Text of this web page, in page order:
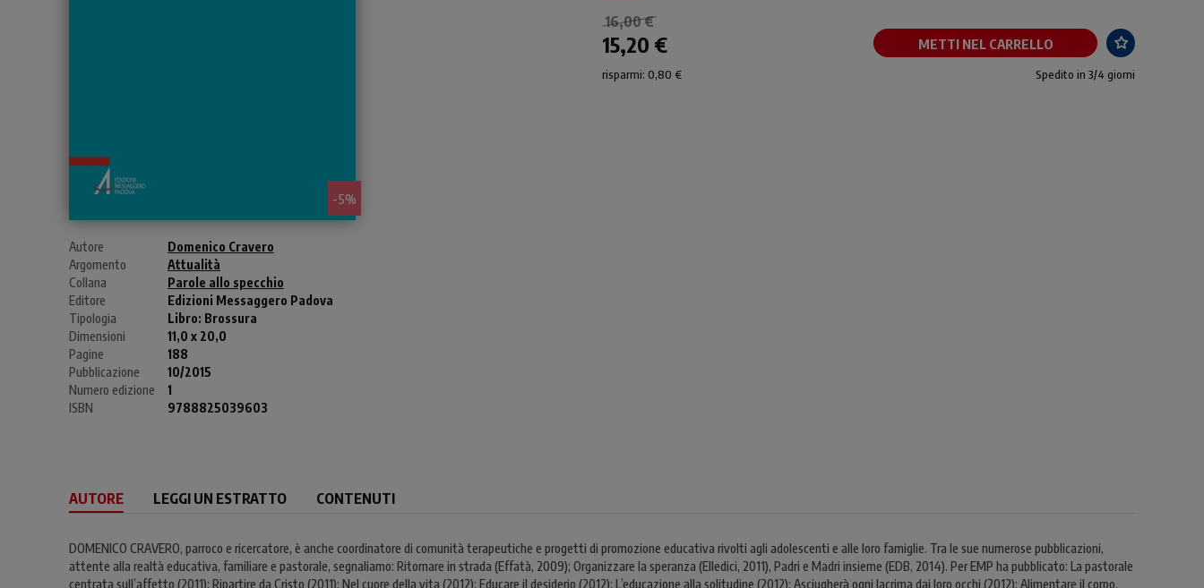
- 5%
Autore
Domenico Cravero
Argomento
Attualità
Collana
Parole allo specchio
Editore
Edizioni Messaggero Padova
Tipologia
Libro: Brossura
Dimensioni
11,0 x 20,0
Pagine
188
Pubblicazione
10/2015
Numero edizione
1
ISBN
9788825039603
16,00 €
15,20 € METTI NEL CARRELLO
risparmi: 0,80 € Spedito in 3/4 giorni
AUTORE LEGGI UN ESTRATTO CONTENUTI
DOMENICO CRAVERO, parroco e ricercatore, è anche coordinatore di comunità terapeutiche e progetti di promozione educativa rivolti agli adolescenti e alle loro famiglie. Tra le sue numerose pubblicazioni,
attente alla realtà educativa, familiare e pastorale, segnaliamo: Ritornare in strada (Effatà, 2009); Organizzare la speranza (Elledici, 2011), Padri e Madri insieme (EDB, 2014). Per EMP ha pubblicato: La pastorale
centrata sull’affetto (2011); Ripartire da Cristo (2011); Nel cuore della vita (2012); Educare il desiderio (2012); L’educazione alla solitudine (2012); Asciugherà ogni lacrima dai loro occhi (2012); Alimentare il corpo,